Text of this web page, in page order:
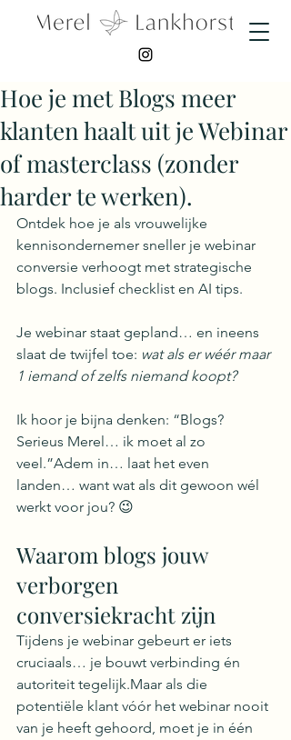
Hoe je met Blogs meer
klanten haalt uit je Webinar
of masterclass (zonder
harder te werken).
Ontdek hoe je als vrouwelijke
kennisondernemer sneller je webinar
conversie verhoogt met strategische
blogs. Inclusief checklist en AI tips.
Je webinar staat gepland… en ineens
slaat de twijfel toe: wat als er wéér maar
1 iemand of zelfs niemand koopt?
Ik hoor je bijna denken: “Blogs?
Serieus Merel… ik moet al zo
veel.”Adem in… laat het even
landen… want wat als dit gewoon wél
werkt voor jou? 😉
Waarom blogs jouw
verborgen
conversiekracht zijn
Tijdens je webinar gebeurt er iets
cruciaals… je bouwt verbinding én
autoriteit tegelijk.Maar als die
potentiële klant vóór het webinar nooit
van je heeft gehoord, moet je in één